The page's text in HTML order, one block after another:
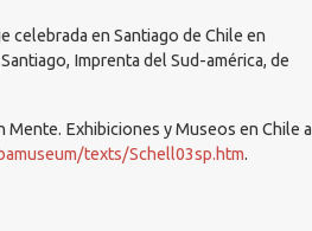
celebrada en Santiago de Chile en
Imprenta del Sud-américa, de
Exhibiciones y Museos en Chile a
texts/Schell03sp.htm.